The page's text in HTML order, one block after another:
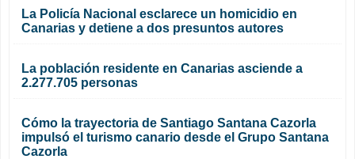
La Policía Nacional esclarece un homicidio en
Canarias y detiene a dos presuntos autores
La población residente en Canarias asciende a
2.277.705 personas
Cómo la trayectoria de Santiago Santana Cazorla
impulsó el turismo canario desde el Grupo Santana
Cazorla